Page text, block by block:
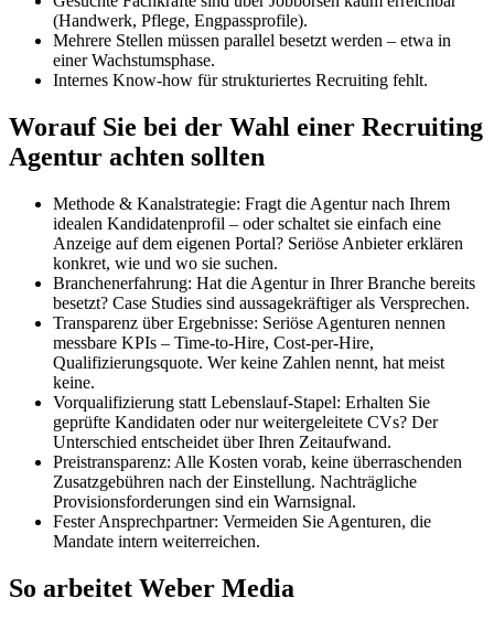
(Handwerk, Pflege, Engpassprofile).
Mehrere Stellen müssen parallel besetzt werden – etwa in
einer Wachstumsphase.
Internes Know-how für strukturiertes Recruiting fehlt.
Worauf Sie bei der Wahl einer Recruiting
Agentur achten sollten
Methode & Kanalstrategie: Fragt die Agentur nach Ihrem
idealen Kandidatenprofil – oder schaltet sie einfach eine
Anzeige auf dem eigenen Portal? Seriöse Anbieter erklären
konkret, wie und wo sie suchen.
Branchenerfahrung: Hat die Agentur in Ihrer Branche bereits
besetzt? Case Studies sind aussagekräftiger als Versprechen.
Transparenz über Ergebnisse: Seriöse Agenturen nennen
messbare KPIs – Time-to-Hire, Cost-per-Hire,
Qualifizierungsquote. Wer keine Zahlen nennt, hat meist
keine.
Vorqualifizierung statt Lebenslauf-Stapel: Erhalten Sie
geprüfte Kandidaten oder nur weitergeleitete CVs? Der
Unterschied entscheidet über Ihren Zeitaufwand.
Preistransparenz: Alle Kosten vorab, keine überraschenden
Zusatzgebühren nach der Einstellung. Nachträgliche
Provisionsforderungen sind ein Warnsignal.
Fester Ansprechpartner: Vermeiden Sie Agenturen, die
Mandate intern weiterreichen.
So arbeitet Weber Media